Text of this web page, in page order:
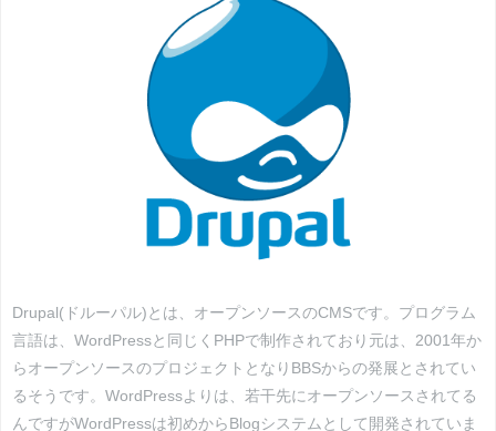
Drupal(ドルーパル)とは、オープンソースのCMSです。プログラム
言語は、WordPressと同じくPHPで制作されており元は、2001年か
らオープンソースのプロジェクトとなりBBSからの発展とされてい
るそうです。WordPressよりは、若干先にオープンソースされてる
んですがWordPressは初めからBlogシステムとして開発されていま